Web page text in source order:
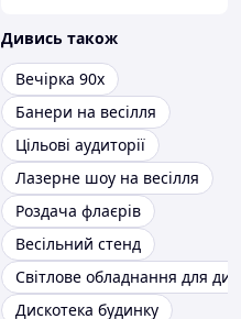
Дивись також
Вечірка 90х
Банери на весілля
Цільові аудиторії
Лазерне шоу на весілля
Роздача флаєрів
Весільний стенд
Світлове обладнання для
Дискотека будинку